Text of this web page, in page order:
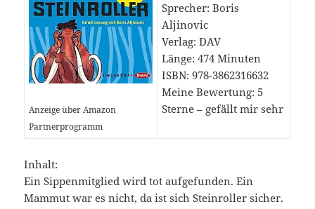
Anzeige über Amazon
Partnerprogramm
Sprecher: Boris
Aljinovic
Verlag: DAV
Länge: 474 Minuten
ISBN: 978-3862316632
Meine Bewertung: 5
Sterne – gefällt mir sehr
Inhalt:
Ein Sippenmitglied wird tot aufgefunden. Ein
Mammut war es nicht, da ist sich Steinroller sicher.